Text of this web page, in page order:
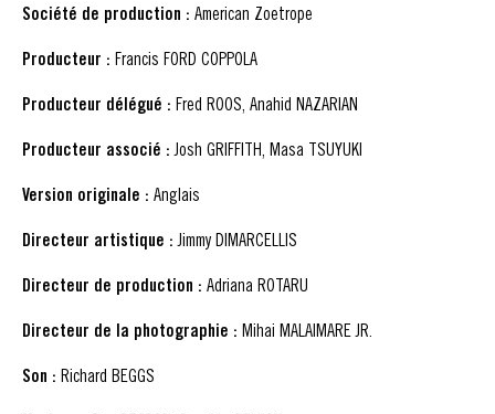
Société de production : American Zoetrope
Producteur : Francis FORD COPPOLA
Producteur délégué : Fred ROOS, Anahid NAZARIAN
Producteur associé : Josh GRIFFITH, Masa TSUYUKI
Version originale : Anglais
Directeur artistique : Jimmy DIMARCELLIS
Directeur de production : Adriana ROTARU
Directeur de la photographie : Mihai MALAIMARE JR.
Son : Richard BEGGS